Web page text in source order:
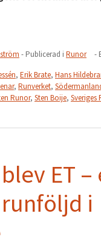
- Publicerad i Runor
-
, Erik Brate, Hans
, Runverket,
Runor, Sten Boije, Sveriges
ET –
i